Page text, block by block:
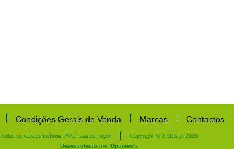
Condições Gerais de Venda Marcas Contactos
Todos os valores incluem IVA à taxa em vigor Copyright © SEEK.pt 2026
Desenvolvido por Optimeios